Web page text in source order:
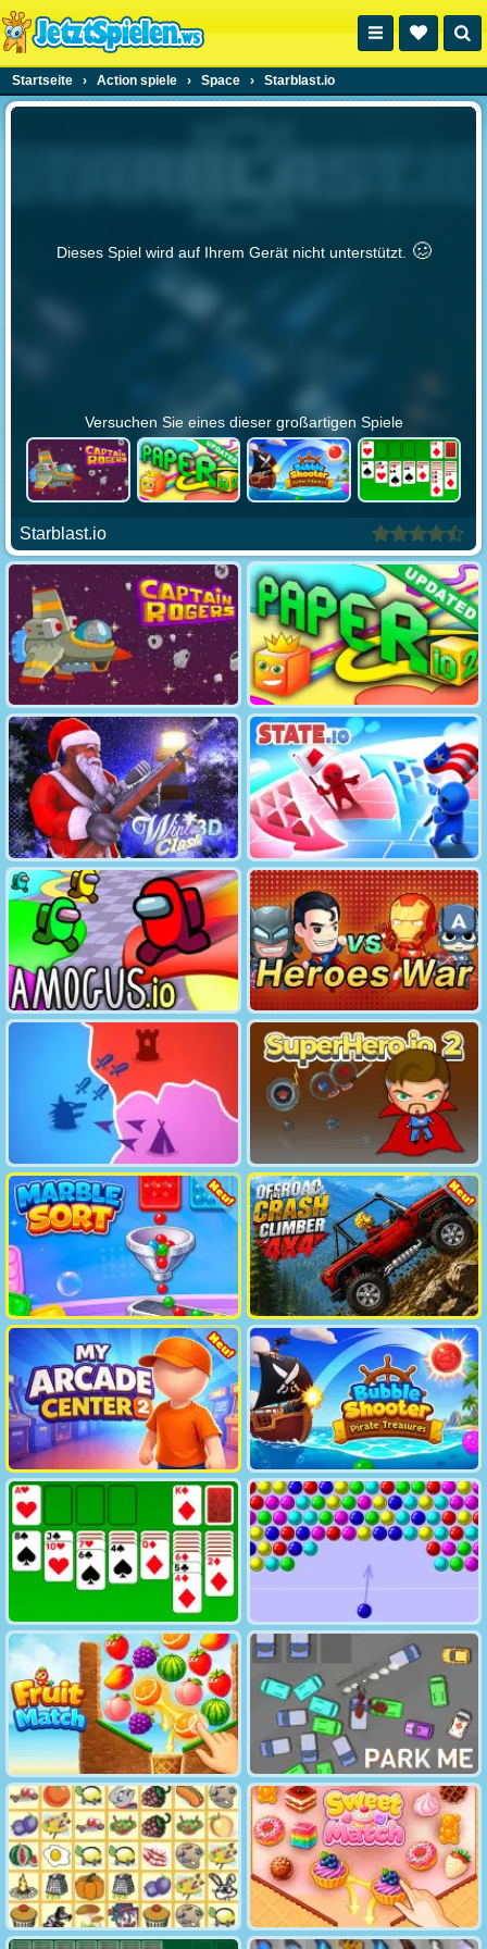
Startseite › Action spiele › Space › Starblast.io
Dieses Spiel wird auf Ihrem Gerät nicht unterstützt. 🥴️
Versuchen Sie eines dieser großartigen Spiele
Starblast.io